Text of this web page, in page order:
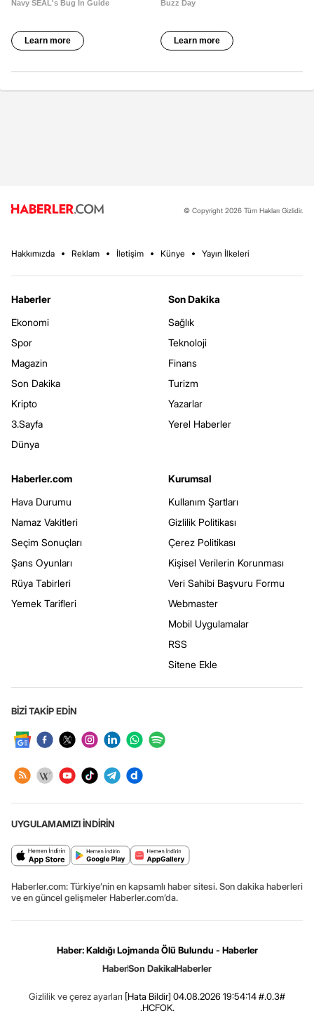
© Copyright 2026 Tüm Hakları Gizlidir.
Hakkımızda Reklam İletişim Künye Yayın İlkeleri
Haberler
Ekonomi
Spor
Magazin
Son Dakika
Kripto
3.Sayfa
Dünya
Son Dakika
Sağlık
Teknoloji
Finans
Turizm
Yazarlar
Yerel Haberler
Haberler.com
Hava Durumu
Namaz Vakitleri
Seçim Sonuçları
Şans Oyunları
Rüya Tabirleri
Yemek Tarifleri
Kurumsal
Kullanım Şartları
Gizlilik Politikası
Çerez Politikası
Kişisel Verilerin Korunması
Veri Sahibi Başvuru Formu
Webmaster
Mobil Uygulamalar
RSS
Sitene Ekle
BİZİ TAKİP EDİN
UYGULAMAMIZI İNDİRİN
Haberler.com: Türkiye’nin en kapsamlı haber sitesi. Son dakika haberleri
ve en güncel gelişmeler Haberler.com’da.
Haber: Kaldığı Lojmanda Ölü Bulundu - Haberler
HaberSon DakikaHaberler
Gizlilik ve çerez ayarları [Hata Bildir] 04.08.2026 19:54:14 #.0.3#
.HCFOK.